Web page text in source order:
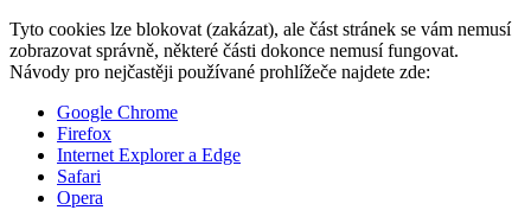
Tyto cookies lze blokovat (zakázat), ale část stránek se vám nemusí
zobrazovat správně, některé části dokonce nemusí fungovat.
Návody pro nejčastěji používané prohlížeče najdete zde:
Google Chrome
Firefox
Internet Explorer a Edge
Safari
Opera